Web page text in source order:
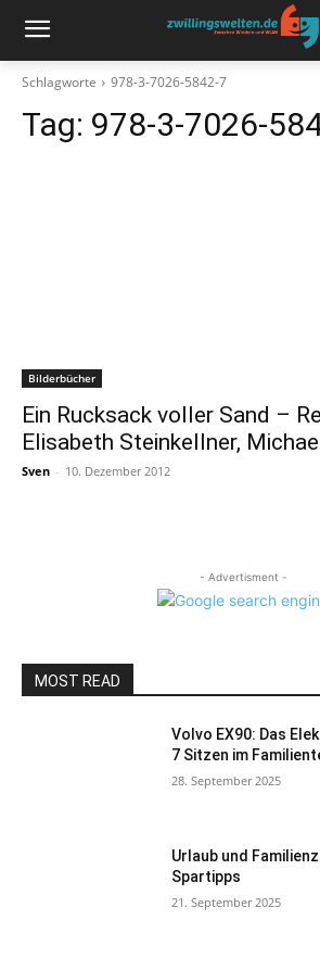
Schlagworte 978-3-7026-5842-7
Tag: 978-3-7026-
Bilderbücher
Ein Rucksack voller Sand –
Elisabeth Steinkellner,
Sven - 10. Dezember 2012
- Advertisment -
MOST READ
Volvo EX90: Das
7 Sitzen im
28. September 2025
Urlaub und
Spartipps
21. September 2025